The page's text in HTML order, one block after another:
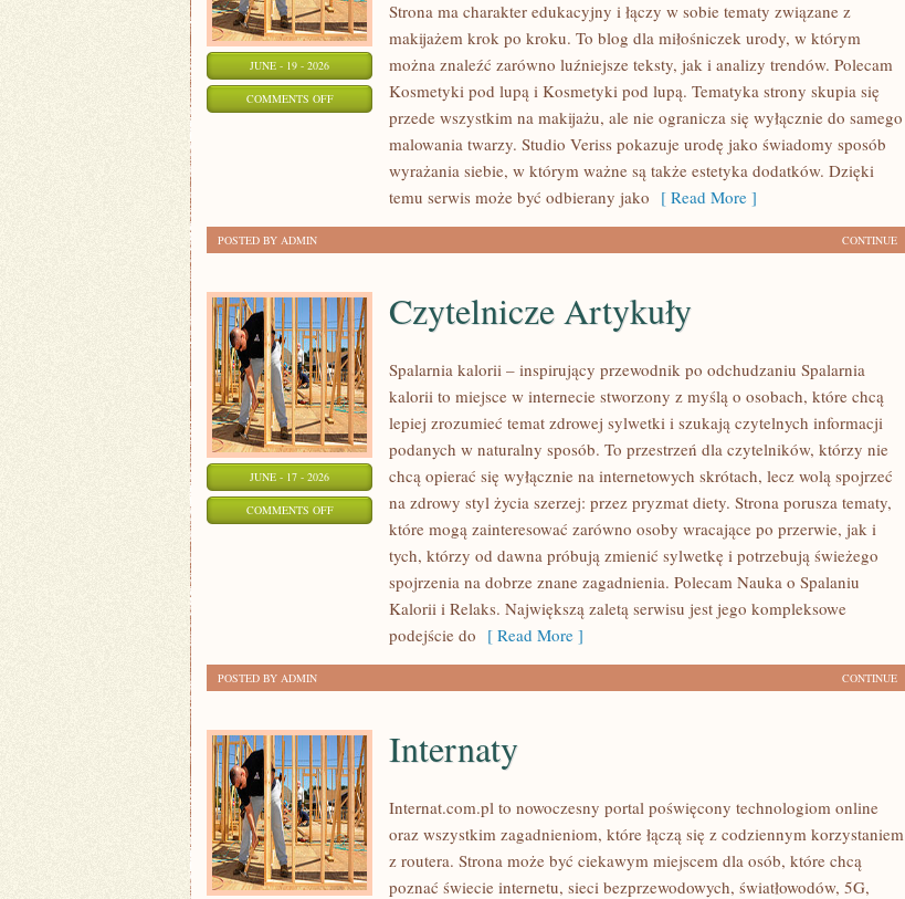
JUNE - 19 - 2026
COMMENTS OFFON
Strona ma charakter edukacyjny i łączy w sobie tematy związane z
makijażem krok po kroku. To blog dla miłośniczek urody, w którym
można znaleźć zarówno luźniejsze teksty, jak i analizy trendów. Polecam
Kosmetyki pod lupą i Kosmetyki pod lupą. Tematyka strony skupia się
przede wszystkim na makijażu, ale nie ogranicza się wyłącznie do samego
malowania twarzy. Studio Veriss pokazuje urodę jako świadomy sposób
wyrażania siebie, w którym ważne są także estetyka dodatków. Dzięki
temu serwis może być odbierany jako [ Read More ]
CONTINUE
POSTED BY ADMIN
JUNE - 17 - 2026
COMMENTS OFFON
CZYTELNICZE
ARTYKUŁY
Czytelnicze Artykuły
Spalarnia kalorii – inspirujący przewodnik po odchudzaniu Spalarnia
kalorii to miejsce w internecie stworzony z myślą o osobach, które chcą
lepiej zrozumieć temat zdrowej sylwetki i szukają czytelnych informacji
podanych w naturalny sposób. To przestrzeń dla czytelników, którzy nie
chcą opierać się wyłącznie na internetowych skrótach, lecz wolą spojrzeć
na zdrowy styl życia szerzej: przez pryzmat diety. Strona porusza tematy,
które mogą zainteresować zarówno osoby wracające po przerwie, jak i
tych, którzy od dawna próbują zmienić sylwetkę i potrzebują świeżego
spojrzenia na dobrze znane zagadnienia. Polecam Nauka o Spalaniu
Kalorii i Relaks. Największą zaletą serwisu jest jego kompleksowe
podejście do [ Read More ]
CONTINUE
POSTED BY ADMIN
Internaty
Internat.com.pl to nowoczesny portal poświęcony technologiom online
oraz wszystkim zagadnieniom, które łączą się z codziennym korzystaniem
z routera. Strona może być ciekawym miejscem dla osób, które chcą
poznać świecie internetu, sieci bezprzewodowych, światłowodów, 5G,